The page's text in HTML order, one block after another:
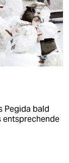
Pegida bald
entsprechende